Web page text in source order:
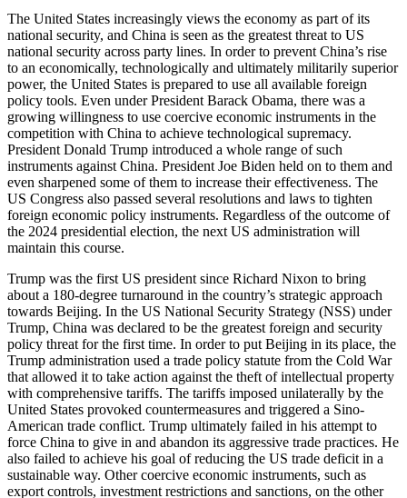
The United States increasingly views the economy as part of its
national security, and China is seen as the greatest threat to US
national security across party lines. In order to prevent China’s rise
to an economically, technologically and ultimately militarily superior
power, the United States is prepared to use all avail­able foreign
policy tools. Even under President Barack Obama, there was a
growing willingness to use coer­cive economic instruments in the
competition with China to achieve technological supremacy.
President Donald Trump introduced a whole range of such
instruments against China. President Joe Biden held on to them and
even sharpened some of them to increase their effectiveness. The
US Congress also passed several resolutions and laws to tighten
foreign economic policy instruments. Regardless of the out­come of
the 2024 presidential election, the next US administration will
maintain this course.
Trump was the first US president since Richard Nixon to bring
about a 180-degree turnaround in the country’s strategic approach
towards Beijing. In the US National Security Strategy (NSS) under
Trump, China was declared to be the greatest foreign and security
policy threat for the first time. In order to put Beijing in its place, the
Trump administration used a trade policy statute from the Cold War
that allowed it to take action against the theft of intellectual prop­erty
with comprehensive tariffs. The tariffs imposed unilaterally by the
United States provoked countermeasures and triggered a Sino-
American trade con­flict. Trump ultimately failed in his attempt to
force China to give in and abandon its aggressive trade practices. He
also failed to achieve his goal of reduc­ing the US trade deficit in a
sustainable way. Other coercive economic instruments, such as
export con­trols, investment restrictions and sanctions, on the other